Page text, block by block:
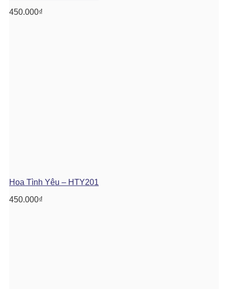
450.000₫
Hoa Tình Yêu – HTY201
450.000₫